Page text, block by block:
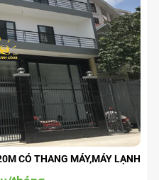
CÓ THANG MÁY,MÁY LẠNH